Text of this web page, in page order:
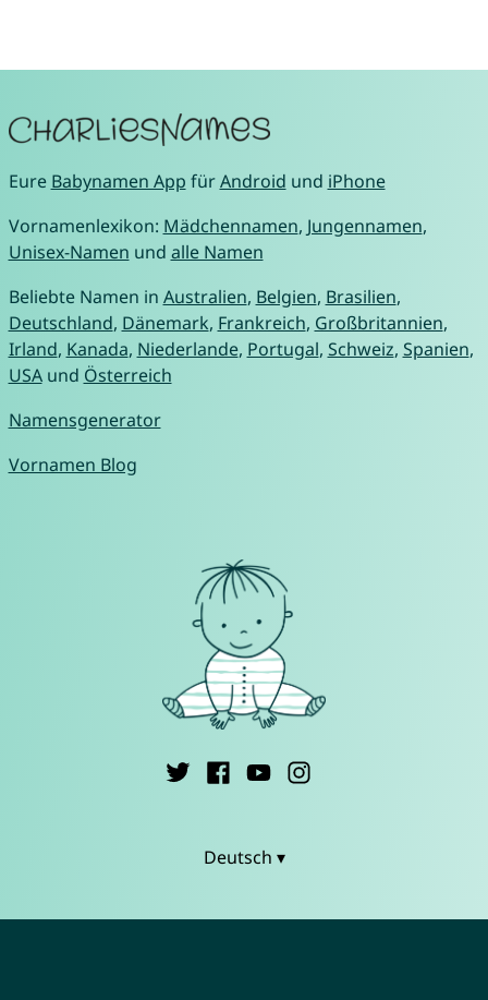
Eure Babynamen App fürAndroid und iPhone
Vornamenlexikon: Mädchennamen, Jungennamen,
Unisex-Namen und alle Namen
Beliebte Namen in Australien, Belgien, Brasilien,
Deutschland, Dänemark, Frankreich, Großbritannien,
Irland, Kanada, Niederlande, Portugal, Schweiz, Spanien,
USAund Österreich
Namensgenerator
Vornamen Blog
Deutsch ▾